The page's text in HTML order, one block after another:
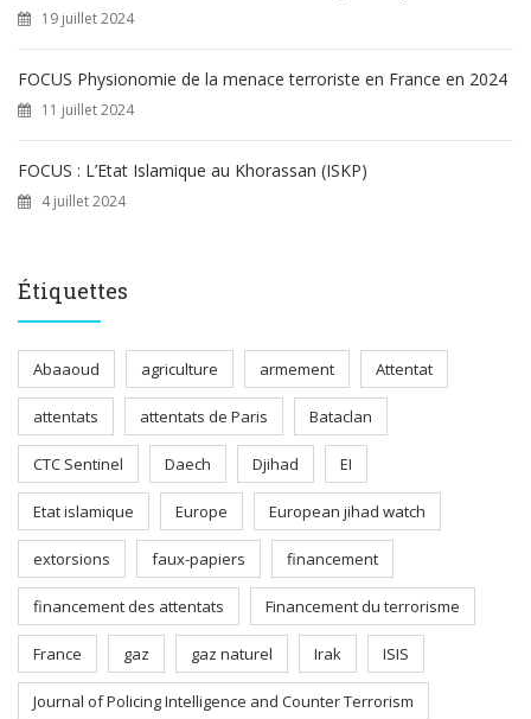
19 juillet 2024
FOCUS Physionomie de la menace terroriste en France en 2024
11 juillet 2024
FOCUS : L’Etat Islamique au Khorassan (ISKP)
4 juillet 2024
Étiquettes
Abaaoud agriculture armement Attentat
attentats attentats de Paris Bataclan
CTC Sentinel Daech Djihad EI
Etat islamique Europe European jihad watch
extorsions faux-papiers financement
financement des attentats Financement du terrorisme
France gaz gaz naturel Irak ISIS
Journal of Policing Intelligence and Counter Terrorism